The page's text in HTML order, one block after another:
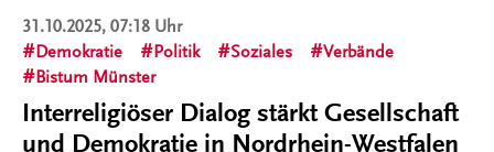
31.10.2025, 07:18 Uhr
Demokratie
Politik Soziales
Verbände
Bistum Münster
Interreligiöser Dialog stärkt Gesellschaft
und Demokratie in Nordrhein-Westfalen